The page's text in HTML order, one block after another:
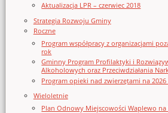
Aktualizacja LPR – czerwiec 2018
Strategia Rozwoju Gminy
Roczne
Program współpracy z organizacjami
rok
Gminny Program Profilaktyki i
Alkoholowych oraz Przeciwdziałania
Program opieki nad zwierzętami na
Wieloletnie
Plan Odnowy Miejscowości Waplewo na